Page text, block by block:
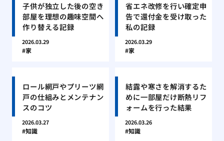
子供が独立した後の空き
部屋を理想の趣味空間へ
作り替える記録
2026.03.29
家
省エネ改修を行い確定申
告で還付金を受け取った
私の記録
2026.03.29
家
ロール網戸やプリーツ網
戸の仕組みとメンテナン
スのコツ
2026.03.27
知識
結露や寒さを解消するた
めに一部屋だけ断熱リフ
ォームを行った結果
2026.03.26
知識